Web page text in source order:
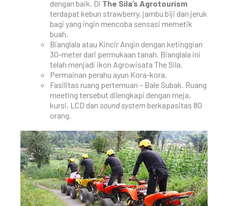
dengan baik. Di The Sila’s Agrotourism
terdapat kebun strawberry, jambu biji dan jeruk
bagi yang ingin mencoba sensasi memetik
buah.
Bianglala atau Kincir Angin dengan ketinggian
30-meter dari permukaan tanah. Bianglala ini
telah menjadi ikon Agrowisata The Sila.
Permainan perahu ayun Kora-kora.
Fasilitas ruang pertemuan – Bale Subak. Ruang
meeting tersebut dilengkapi dengan meja,
kursi, LCD dan sound system berkapasitas 80
orang.